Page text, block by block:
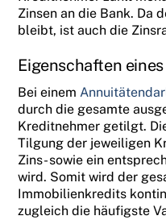
Zinsen an die Bank. Da
bleibt, ist auch die
Eigenschaften
Bei einem
durch die gesamte
Kreditnehmer getilgt.
Tilgung der jeweiligen
Zins- sowie ein
wird. Somit wird der
Immobilienkredits
zugleich die häufigste